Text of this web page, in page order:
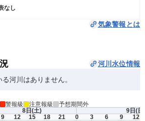
なし
気象警報とは
河川水位情報
河川はありません。
警報級 注意報級
予想期間外
8日 (土)
9 12 15 18 21
9日 (日)
0
3 6 9 12